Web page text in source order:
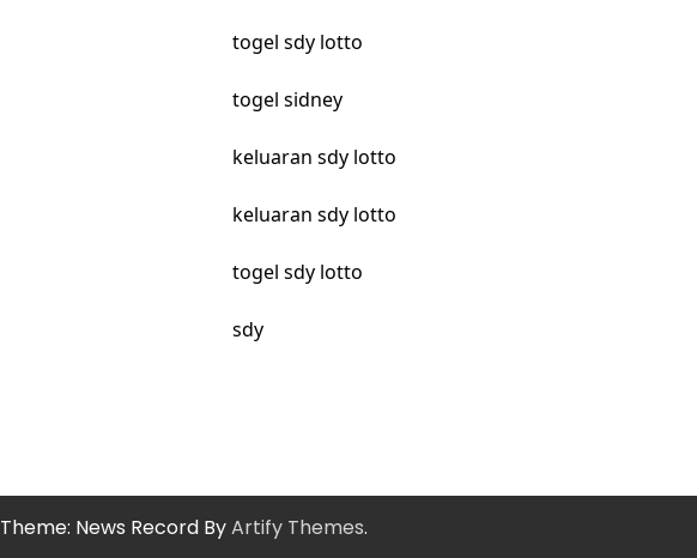
togel sdy lotto
togel sidney
keluaran sdy lotto
keluaran sdy lotto
togel sdy lotto
sdy
Theme: News Record ByArtify Themes.